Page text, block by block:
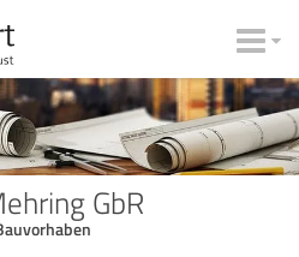
GbR